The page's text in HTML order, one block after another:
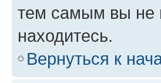
тем самым вы не
находитесь.
Вернуться к